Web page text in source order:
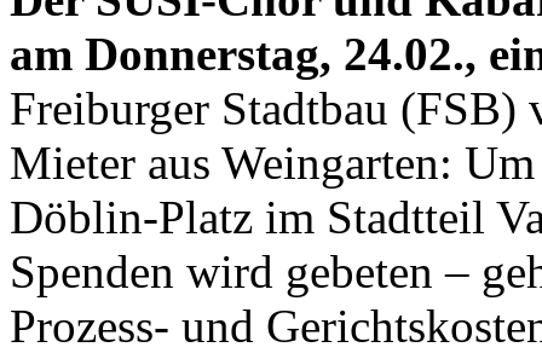
am Donnerstag, 24.02.,
Freiburger Stadtbau
Mieter aus Weingarten:
Döblin-Platz im Stadtteil
Spenden wird gebeten –
Prozess- und